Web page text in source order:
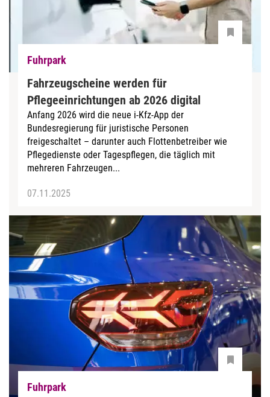
Fuhrpark
Fahrzeugscheine werden für
Pflegeeinrichtungen ab 2026 digital
Anfang 2026 wird die neue i-Kfz-App der
Bundesregierung für juristische Personen
freigeschaltet – darunter auch Flottenbetreiber wie
Pflegedienste oder Tagespflegen, die täglich mit
mehreren Fahrzeugen...
07.11.2025
Fuhrpark